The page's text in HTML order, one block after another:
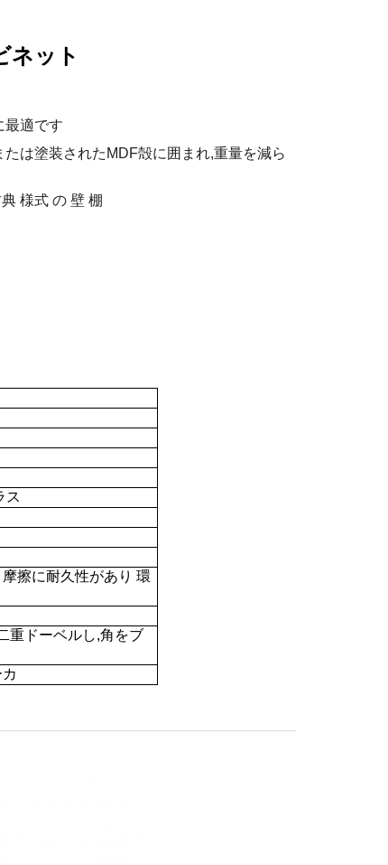
ネット
最適です
は塗装されたMDF殻に囲まれ,重量を減ら
様式 の 壁 棚
ス
擦に耐久性があり 環
重ドーベルし,角をブ